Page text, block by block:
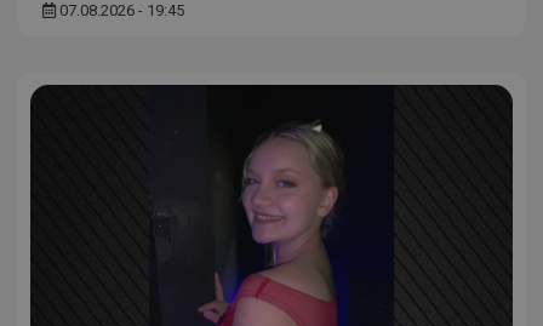
07.08.2026 - 19:45